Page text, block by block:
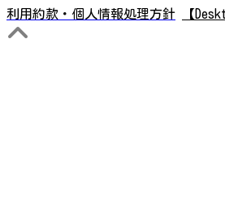
利用約款・個人情報処理方針
【